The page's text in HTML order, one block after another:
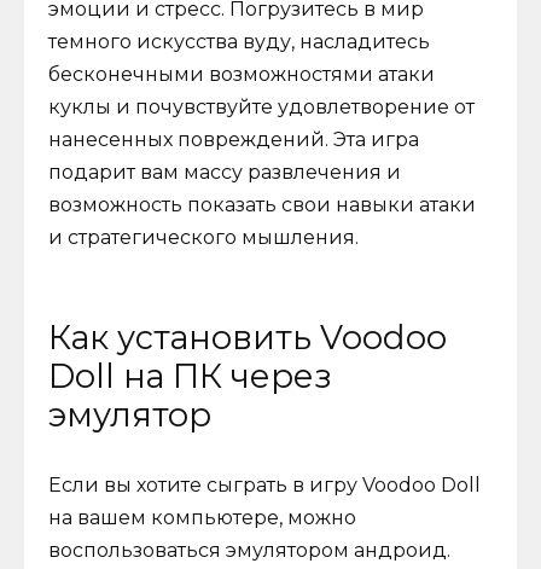
эмоции и стресс. Погрузитесь в мир
темного искусства вуду, насладитесь
бесконечными возможностями атаки
куклы и почувствуйте удовлетворение от
нанесенных повреждений. Эта игра
подарит вам массу развлечения и
возможность показать свои навыки атаки
и стратегического мышления.
Как установить Voodoo
Doll на ПК через
эмулятор
Если вы хотите сыграть в игру Voodoo Doll
на вашем компьютере, можно
воспользоваться эмулятором андроид.